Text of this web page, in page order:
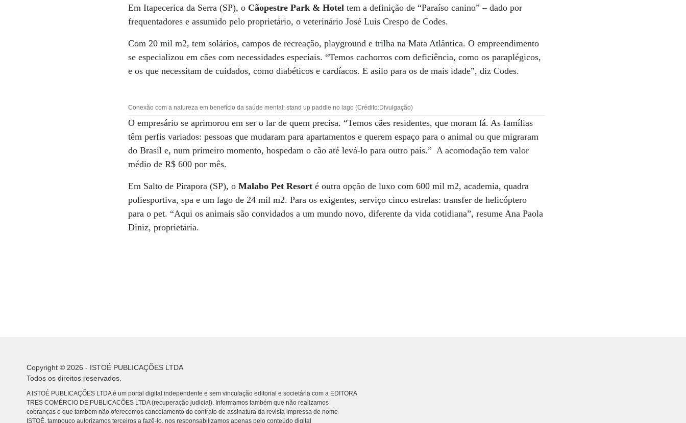
Em Itapecerica da Serra (SP), o Cãopestre Park & Hotel tem a definição de “Paraíso canino” – dado por
frequentadores e assumido pelo proprietário, o veterinário José Luis Crespo de Codes.
Com 20 mil m2, tem solários, campos de recreação, playground e trilha na Mata Atlântica. O empreendimento
se especializou em cães com necessidades especiais. “Temos cachorros com deficiência, como os paraplégicos,
e os que necessitam de cuidados, como diabéticos e cardíacos. E asilo para os de mais idade”, diz Codes.
Conexão com a natureza em benefício da saúde mental: stand up paddle no lago (Crédito:Divulgação)
O empresário se aprimorou em ser o lar de quem precisa. “Temos cães residentes, que moram lá. As famílias
têm perfis variados: pessoas que mudaram para apartamentos e querem espaço para o animal ou que migraram
do Brasil e, num primeiro momento, hospedam o cão até levá-lo para outro país.” A acomodação tem valor
médio de R$ 600 por mês.
Em Salto de Pirapora (SP), oMalabo Pet Resort é outra opção de luxo com 600 mil m2, academia, quadra
poliesportiva, spa e um lago de 24 mil m2. Para os exigentes, serviço cinco estrelas: transfer de helicóptero
para o pet. “Aqui os animais são convidados a um mundo novo, diferente da vida cotidiana”, resume Ana Paola
Diniz, proprietária.
Copyright © 2026 - ISTOÉ PUBLICAÇÕES LTDA
Todos os direitos reservados.
A ISTOÉ PUBLICAÇÕES LTDA é um portal digital independente e sem vinculação editorial e societária com a EDITORA
TRES COMÉRCIO DE PUBLICACÕES LTDA (recuperação judicial). Informamos também que não realizamos
cobranças e que também não oferecemos cancelamento do contrato de assinatura da revista impressa de nome
ISTOÉ, tampouco autorizamos terceiros a fazê-lo, nos responsabilizamos apenas pelo conteúdo digital